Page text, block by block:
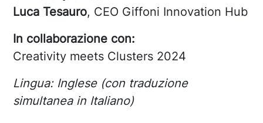
Luca Tesauro, CEO Giffoni Innovation Hub
In collaborazione con:
Creativity meets Clusters 2024
Lingua: Inglese (con traduzione
simultanea in Italiano)